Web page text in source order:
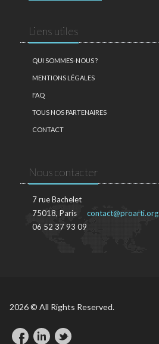
Liens utiles
QUI SOMMES-NOUS ?
MENTIONS LÉGALES
FAQ
TOUS NOS PARTENAIRES
CONTACT
Nous contacter
7 rue Bachelet
75018, Paris
06 52 37 93 09
contact@proarti.org
2026 © All Rights Reserved.